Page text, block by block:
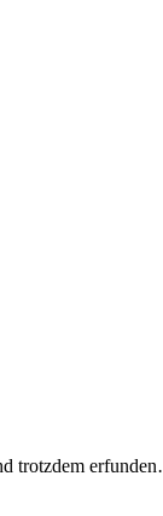
trotzdem